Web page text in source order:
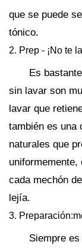
que se puede
tónico.
2. Prep - ¡No te
Es
sin lavar son
lavar que
también es una
naturales que
uniformemente,
cada mechón
lejía.
3.
Siempre